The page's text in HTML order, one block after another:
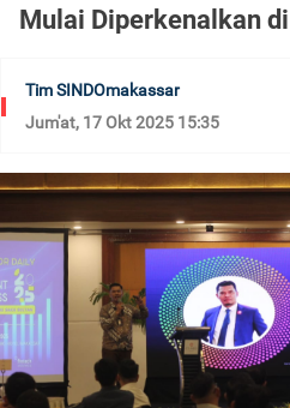
Mulai Diperkenalkan
Tim SINDOmakassar
Jum'at, 17 Okt 2025 15:35